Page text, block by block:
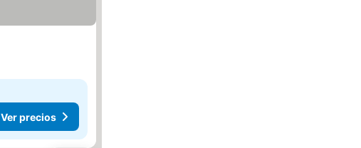
Ver precios